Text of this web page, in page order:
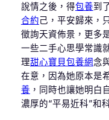
說情之後，得包養到
合約己，平安歸來，
徵詢天資佈景，更多
一些二手心思學常識
理甜心寶貝包養網念
在意，因為她原本是
養 ，同時也讓她明白
濃厚的“平易近科”和